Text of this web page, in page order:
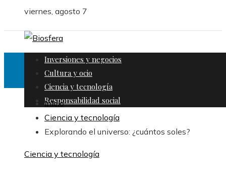
viernes, agosto 7
Inversiones y negocios
Cultura y ocio
Ciencia y tecnología
Responsabilidad social
Inicio
Ciencia y tecnología
Explorando el universo: ¿cuántos soles?
Ciencia y tecnología